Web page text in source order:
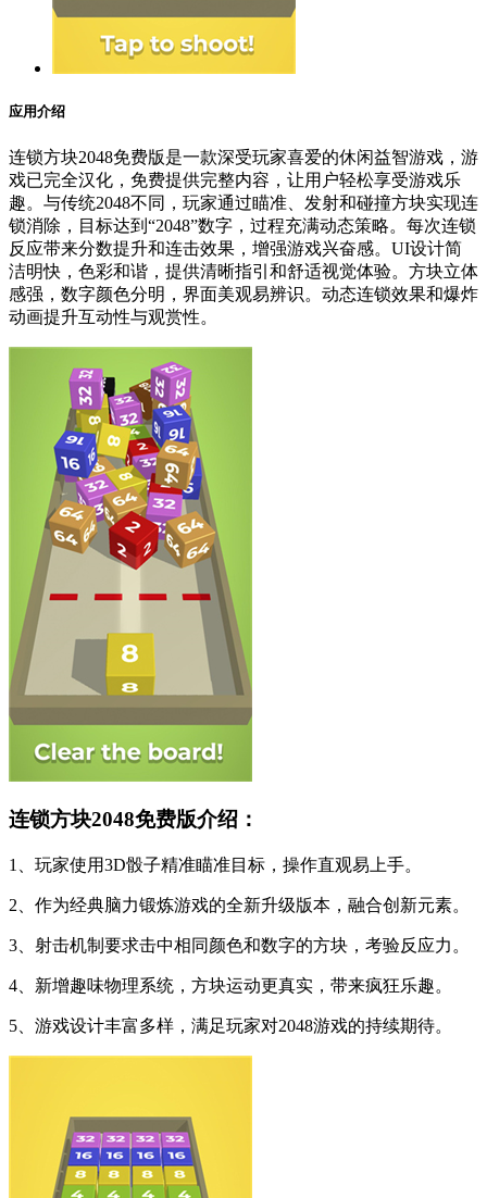
应用介绍
连锁方块2048免费版是一款深受玩家喜爱的休闲益智游戏，游
戏已完全汉化，免费提供完整内容，让用户轻松享受游戏乐
趣。与传统2048不同，玩家通过瞄准、发射和碰撞方块实现连
锁消除，目标达到“2048”数字，过程充满动态策略。每次连锁
反应带来分数提升和连击效果，增强游戏兴奋感。UI设计简
洁明快，色彩和谐，提供清晰指引和舒适视觉体验。方块立体
感强，数字颜色分明，界面美观易辨识。动态连锁效果和爆炸
动画提升互动性与观赏性。
连锁方块2048免费版介绍：
1、玩家使用3D骰子精准瞄准目标，操作直观易上手。
2、作为经典脑力锻炼游戏的全新升级版本，融合创新元素。
3、射击机制要求击中相同颜色和数字的方块，考验反应力。
4、新增趣味物理系统，方块运动更真实，带来疯狂乐趣。
5、游戏设计丰富多样，满足玩家对2048游戏的持续期待。